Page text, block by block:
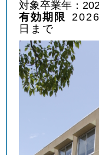
対象卒業年：
有効期限
日まで